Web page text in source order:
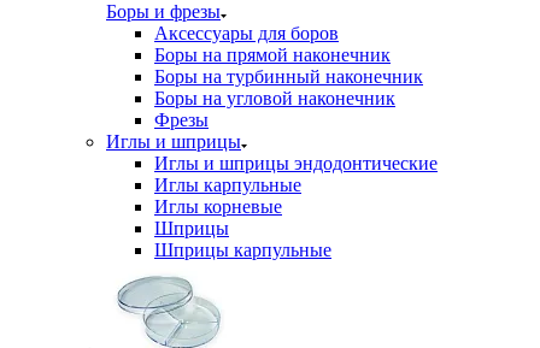
Боры и фрезы
Аксессуары для боров
Боры на прямой наконечник
Боры на турбинный наконечник
Боры на угловой наконечник
Фрезы
Иглы и шприцы
Иглы и шприцы эндодонтические
Иглы карпульные
Иглы корневые
Шприцы
Шприцы карпульные